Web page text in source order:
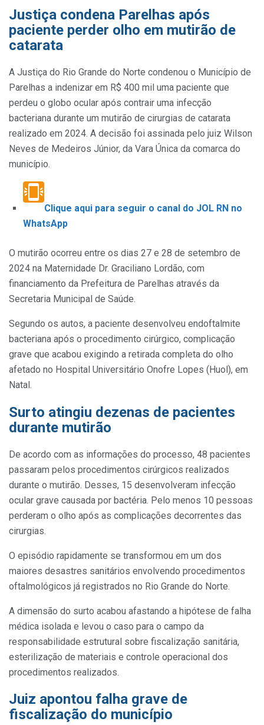
Justiça condena Parelhas após
paciente perder olho em mutirão de
catarata
A Justiça do Rio Grande do Norte condenou o Município de
Parelhas a indenizar em R$ 400 mil uma paciente que
perdeu o globo ocular após contrair uma infecção
bacteriana durante um mutirão de cirurgias de catarata
realizado em 2024. A decisão foi assinada pelo juiz Wilson
Neves de Medeiros Júnior, da Vara Única da comarca do
município.
Clique aqui para seguir o canal do JOL RN no
WhatsApp
O mutirão ocorreu entre os dias 27 e 28 de setembro de
2024 na Maternidade Dr. Graciliano Lordão, com
financiamento da Prefeitura de Parelhas através da
Secretaria Municipal de Saúde.
Segundo os autos, a paciente desenvolveu endoftalmite
bacteriana após o procedimento cirúrgico, complicação
grave que acabou exigindo a retirada completa do olho
afetado no Hospital Universitário Onofre Lopes (Huol), em
Natal.
Surto atingiu dezenas de pacientes
durante mutirão
De acordo com as informações do processo, 48 pacientes
passaram pelos procedimentos cirúrgicos realizados
durante o mutirão. Desses, 15 desenvolveram infecção
ocular grave causada por bactéria. Pelo menos 10 pessoas
perderam o olho após as complicações decorrentes das
cirurgias.
O episódio rapidamente se transformou em um dos
maiores desastres sanitários envolvendo procedimentos
oftalmológicos já registrados no Rio Grande do Norte.
A dimensão do surto acabou afastando a hipótese de falha
médica isolada e levou o caso para o campo da
responsabilidade estrutural sobre fiscalização sanitária,
esterilização de materiais e controle operacional dos
procedimentos realizados.
Juiz apontou falha grave de
fiscalização do município